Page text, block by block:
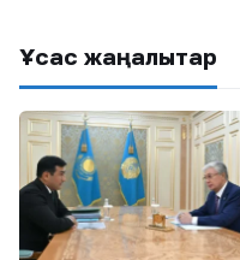
Ұқсас жаңалықтар